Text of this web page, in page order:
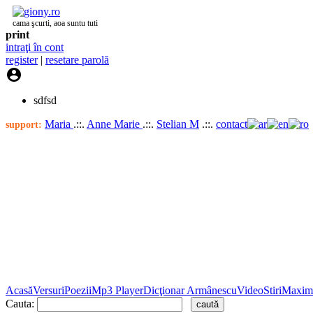
cama şcurti, aoa suntu tuti
print
intraţi în cont
register| resetare parolă

sdfsd
support: Maria .::. Anne Marie .::. Stelian M .::. contact
AcasăVersuriPoeziiMp3 PlayerDicţionar ArmânescuVideoStiri
Cauta: